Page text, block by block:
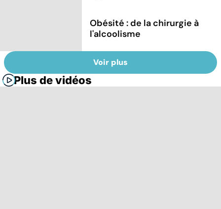
Obésité : de la chirurgie à
l'alcoolisme
Voir plus
Plus de vidéos